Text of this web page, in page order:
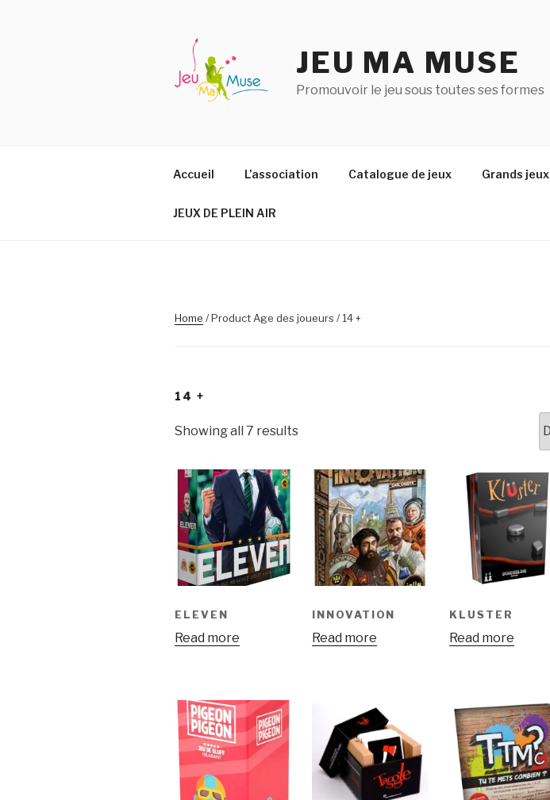
JEU MA MUSE
Promouvoir le jeu sous toutes ses formes
Accueil L’association Catalogue de jeux Grands jeux
JEUX DE PLEIN AIR
Home / Product Age des joueurs / 14 +
14 +
Showing all 7 results
ELEVEN
Read more
INNOVATION
Read more
KLUSTER
Read more